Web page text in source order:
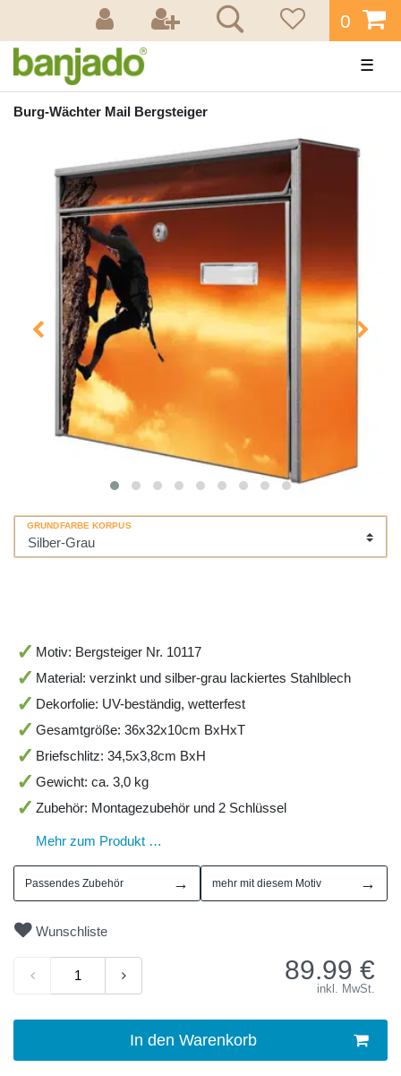
0
☰
Burg-Wächter Mail Bergsteiger
GRUNDFARBE KORPUS
Motiv: Bergsteiger Nr. 10117
Material: verzinkt und silber-grau lackiertes Stahlblech
Dekorfolie: UV-beständig, wetterfest
Gesamtgröße: 36x32x10cm BxHxT
Briefschlitz: 34,5x3,8cm BxH
Gewicht: ca. 3,0 kg
Zubehör: Montagezubehör und 2 Schlüssel
Mehr zum Produkt …
Passendes Zubehör → mehr mit diesem Motiv →
Wunschliste
89.99 €
inkl. MwSt.
In den Warenkorb